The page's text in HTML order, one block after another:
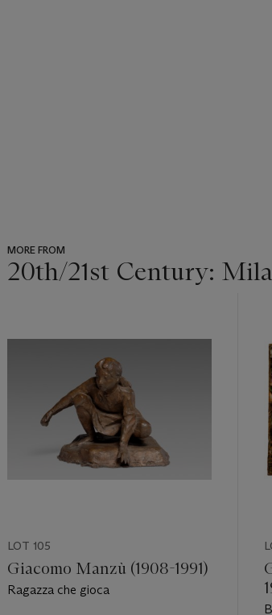
MORE FROM
20th/21st Century:
LOT 105
Giacomo Manzù (1908-1991)
Ragazza che gioca